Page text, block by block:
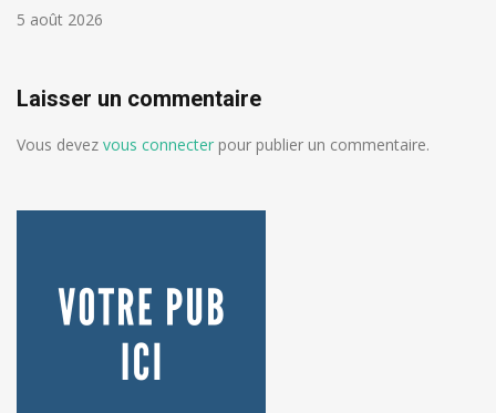
5 août 2026
Laisser un commentaire
Vous devez vous connecter pour publier un commentaire.